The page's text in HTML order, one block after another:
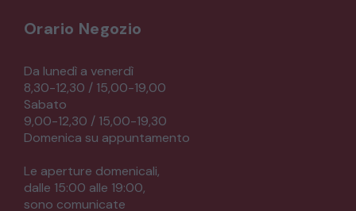
ARREDO DA GIARDINO
DECORAZIONI OGGETTISTICA ILLUMINAZIONE
Orario Negozio
Da lunedì a venerdì
8,30-12,30 / 15,00-19,00
Sabato
9,00-12,30 / 15,00-19,30
Domenica su appuntamento
Le aperture domenicali,
dalle 15:00 alle 19:00,
sono comunicate